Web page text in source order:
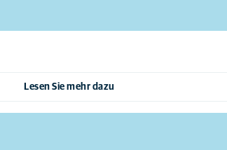
Lesen Sie mehr dazu